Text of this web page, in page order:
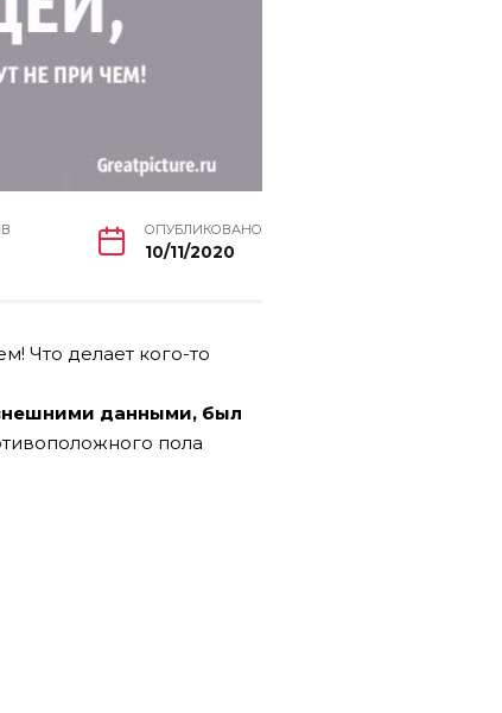
ОПУБЛИКОВАНО
10/11/2020
Что делает кого-то
данными, был
пола